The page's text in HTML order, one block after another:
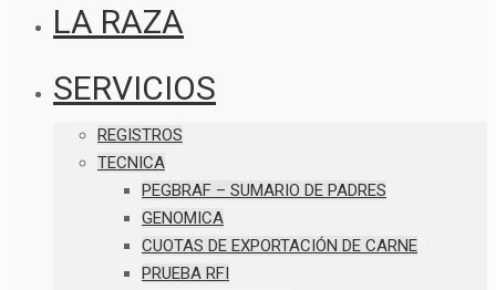
LA RAZA
SERVICIOS
REGISTROS
TECNICA
PEGBRAF – SUMARIO DE PADRES
GENOMICA
CUOTAS DE EXPORTACIÓN DE CARNE
PRUEBA RFI